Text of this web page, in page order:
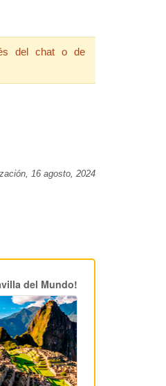
del chat o de
16 agosto, 2024
del Mundo!